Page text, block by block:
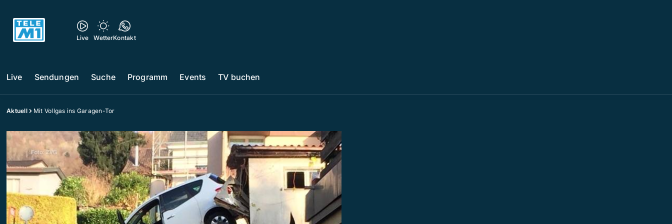
Live WetterKontakt
Live Sendungen Suche Programm Events TV buchen
Aktuell Mit Vollgas ins Garagen-Tor